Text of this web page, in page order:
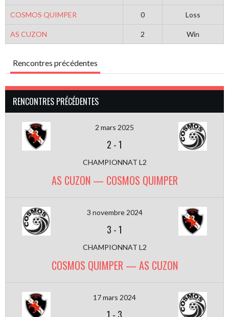
COSMOS QUIMPER 0 Loss
AS CUZON 2 Win
Rencontres précédentes
RENCONTRES PRÉCÉDENTES
2 mars 2025
2 -1
CHAMPIONNAT L2
AS CUZON — COSMOS QUIMPER
3 novembre 2024
3 -1
CHAMPIONNAT L2
COSMOS QUIMPER — AS CUZON
17 mars 2024